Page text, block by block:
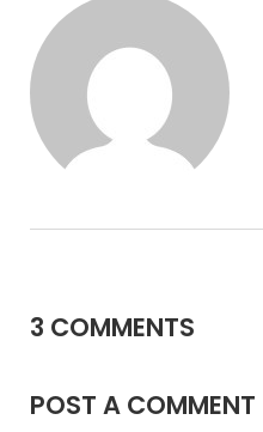
3 COMMENTS
POST A COMMENT